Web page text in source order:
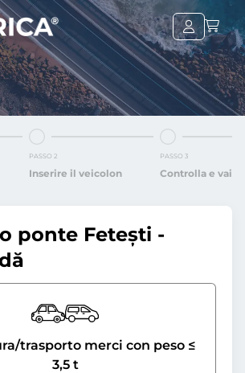
PASSO 2
Inserire il veicolon
PASSO 3
Controlla e vai
ponte Fetești -
trasporto merci con peso ≤
3,5 t